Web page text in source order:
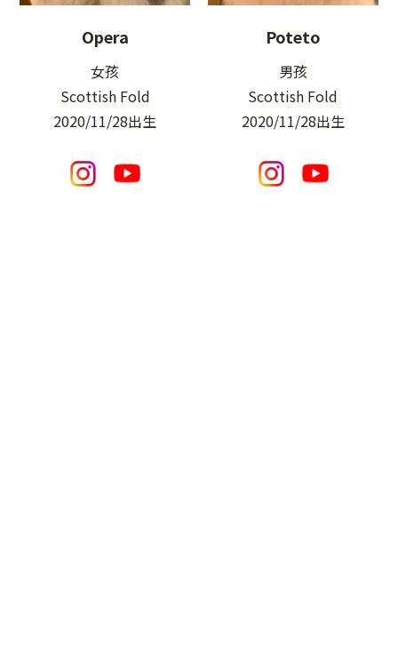
Opera
女孩
Scottish Fold
2020/11/28出生
Poteto
男孩
Scottish Fold
2020/11/28出生